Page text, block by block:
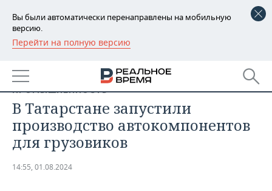
Вы были автоматически перенаправлены на мобильную
версию.
Перейти на полную версию
РЕГИОНЫ
БАШКОРТОСТАН
УДМУРТИЯ
НОВОСТИ
НОВОСТИ АНАЛИТИКИ
ДЕКЛАРАЦИИ О ДОХОДАХ
ЭКОНОМИКА
НОВОСТИ ЭКОНОМИКИ
ПРОМЫШЛЕННОСТЬ
В Татарстане запустили
производство автокомпонентов
для грузовиков
14:55, 01.08.2024